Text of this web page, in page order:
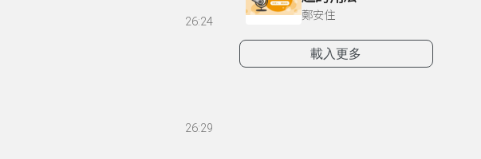
26:24
26:29
鄭安住
載入更多